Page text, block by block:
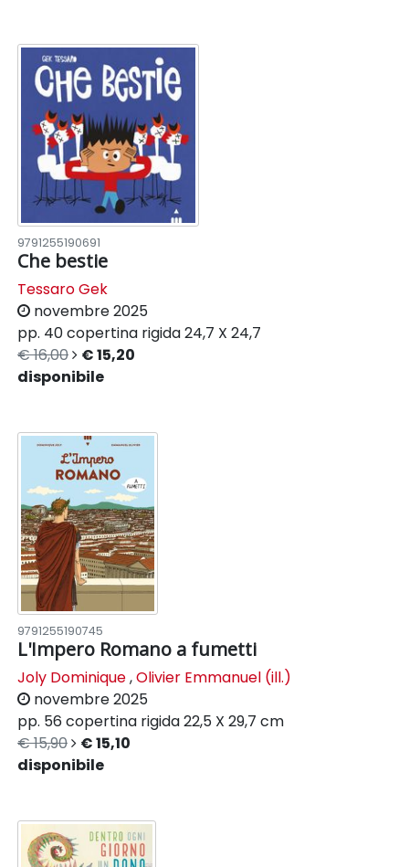
9791255190691
Che bestie
Tessaro Gek
novembre 2025
pp. 40copertina rigida24,7 X 24,7
€ 16,00
€ 15,20
disponibile
9791255190745
L'Impero Romano a fumetti
Joly Dominique,Olivier Emmanuel (ill.)
novembre 2025
pp. 56 copertina rigida22,5 X 29,7 cm
€ 15,90
€ 15,10
disponibile